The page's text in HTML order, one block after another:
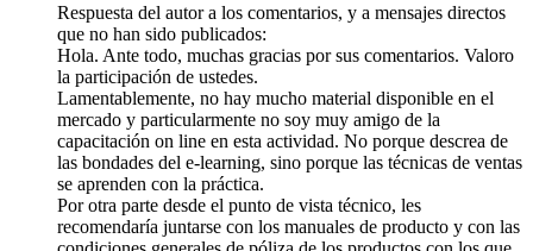
Respuesta del autor a los comentarios, y a mensajes directos
que no han sido publicados:
Hola. Ante todo, muchas gracias por sus comentarios. Valoro
la participación de ustedes.
Lamentablemente, no hay mucho material disponible en el
mercado y particularmente no soy muy amigo de la
capacitación on line en esta actividad. No porque descrea de
las bondades del e-learning, sino porque las técnicas de ventas
se aprenden con la práctica.
Por otra parte desde el punto de vista técnico, les
recomendaría juntarse con los manuales de producto y con las